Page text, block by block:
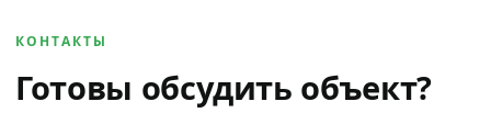
КОНТАКТЫ
Готовы обсудить объект?